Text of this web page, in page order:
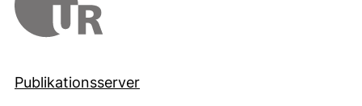
Publikationsserver